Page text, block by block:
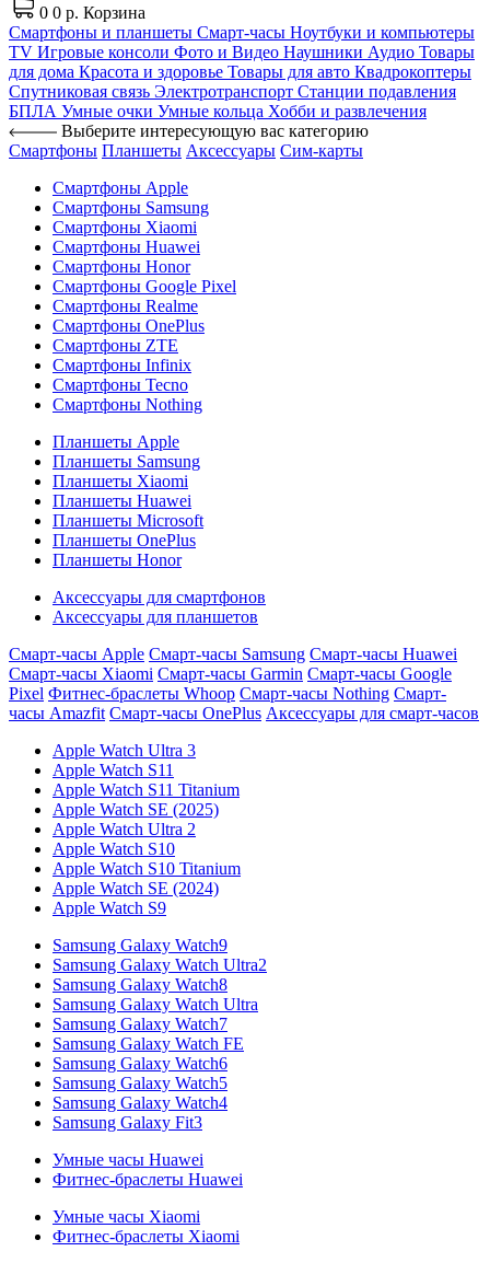
0 0 р. Корзина
Смартфоны и планшеты Смарт-часы Ноутбуки и компьютеры
TV Игровые консоли Фото и Видео Наушники Аудио Товары
для дома Красота и здоровье Товары для авто Квадрокоптеры
Спутниковая связь Электротранспорт Станции подавления
БПЛА Умные очки Умные кольца Хобби и развлечения
Выберите интересующую вас категорию
Смартфоны Планшеты Аксессуары Сим-карты
Смартфоны Apple
Смартфоны Samsung
Смартфоны Xiaomi
Смартфоны Huawei
Смартфоны Honor
Смартфоны Google Pixel
Смартфоны Realme
Смартфоны OnePlus
Смартфоны ZTE
Смартфоны Infinix
Смартфоны Tecno
Смартфоны Nothing
Планшеты Apple
Планшеты Samsung
Планшеты Xiaomi
Планшеты Huawei
Планшеты Microsoft
Планшеты OnePlus
Планшеты Honor
Аксессуары для смартфонов
Аксессуары для планшетов
Смарт-часы Apple Смарт-часы Samsung Смарт-часы Huawei
Смарт-часы Xiaomi Смарт-часы Garmin Смарт-часы Google
Pixel Фитнес-браслеты Whoop Смарт-часы Nothing Смарт-
часы Amazfit Смарт-часы OnePlus Аксессуары для смарт-часов
Apple Watch Ultra 3
Apple Watch S11
Apple Watch S11 Titanium
Apple Watch SE (2025)
Apple Watch Ultra 2
Apple Watch S10
Apple Watch S10 Titanium
Apple Watch SE (2024)
Apple Watch S9
Samsung Galaxy Watch9
Samsung Galaxy Watch Ultra2
Samsung Galaxy Watch8
Samsung Galaxy Watch Ultra
Samsung Galaxy Watch7
Samsung Galaxy Watch FE
Samsung Galaxy Watch6
Samsung Galaxy Watch5
Samsung Galaxy Watch4
Samsung Galaxy Fit3
Умные часы Huawei
Фитнес-браслеты Huawei
Умные часы Xiaomi
Фитнес-браслеты Xiaomi